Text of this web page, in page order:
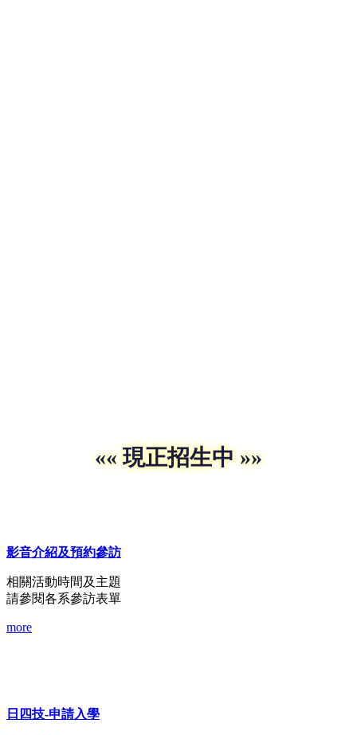
«« 現正招生中 »»
影音介紹及預約參訪
相關活動時間及主題
請參閱各系參訪表單
more
日四技-申請入學